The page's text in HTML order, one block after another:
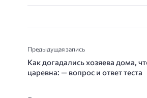
Предыдущая запись
Как догадались хозяева дома,
царевна: — вопрос и ответ теста